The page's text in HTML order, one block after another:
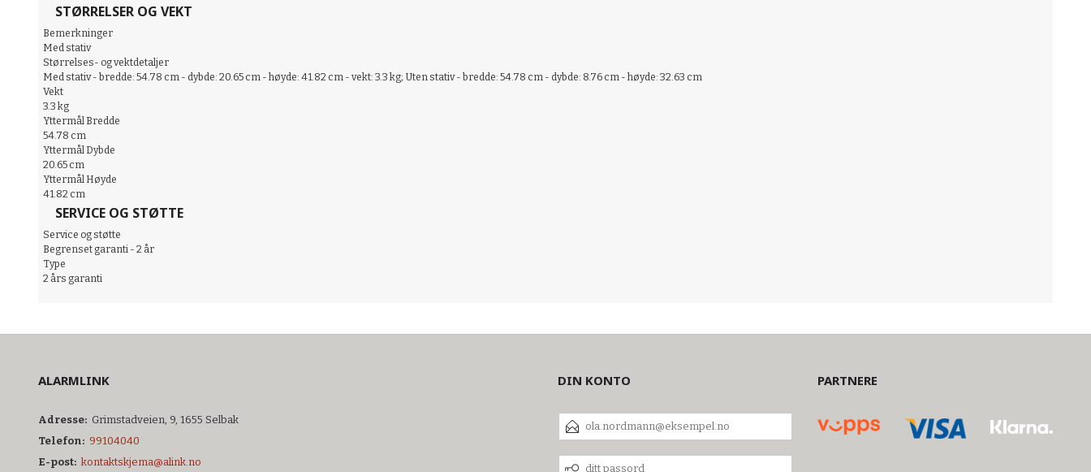
STØRRELSER OG VEKT
Bemerkninger
Med stativ
Størrelses- og vektdetaljer
Med stativ - bredde: 54.78 cm - dybde: 20.65 cm - høyde: 41.82 cm - vekt: 3.3 kg; Uten stativ - bredde: 54.78 cm - dybde: 8.76 cm - høyde: 32.63 cm
Vekt
3.3 kg
Yttermål Bredde
54.78 cm
Yttermål Dybde
20.65 cm
Yttermål Høyde
41.82 cm
SERVICE OG STØTTE
Service og støtte
Begrenset garanti - 2 år
Type
2 års garanti
ALARMLINK
Adresse: Grimstadveien, 9, 1655 Selbak
Telefon: 99104040
E-post: kontaktskjema@alink.no
DIN KONTO
E-
POSTADRESSE
DITT
PARTNERE